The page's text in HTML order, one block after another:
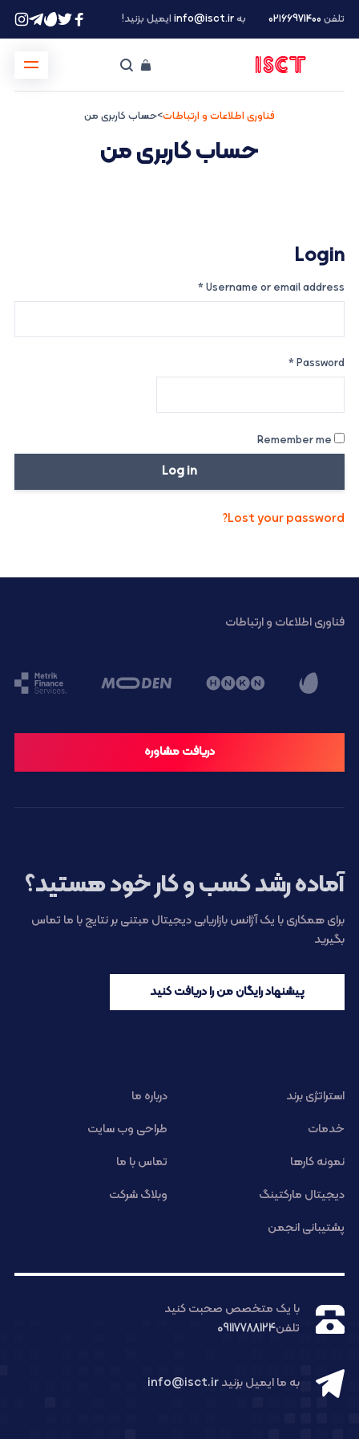
تلفن ۰۲۱66971400 بهinfo@isct.irایمیل بزنید!
فناوری اطلاعات و ارتباطات>حساب کاربری من
حساب کاربری من
Login
Username or email address
*
Password
*
Remember me
Log in
Lost your password?
فناوری اطلاعات و ارتباطات
دریافت مشاوره
آماده رشد کسب و کار خود هستید؟
برای همکاری با یک آژانس بازاریابی دیجیتال مبتنی بر نتایج با ما تماس
بگیرید
پیشنهاد رایگان من را دریافت کنید
استراتژی برند
درباره ما
خدمات
طراحی وب سایت
نمونه کارها
تماس با ما
دیجیتال مارکتینگ
وبلاگ شرکت
پشتیبانی انجمن
با یک متخصص صحبت کنید
تلفن09117788124
به ما ایمیل بزنیدinfo@isct.ir